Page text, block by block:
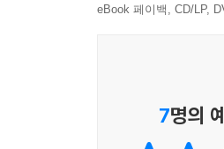
만한 가치가 있나요?”
덕이 있는 사람은 후
eBook 페이백, CD/LP,
7명의